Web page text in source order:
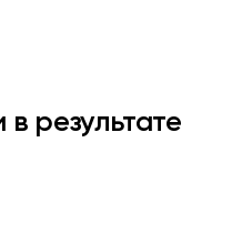
результате